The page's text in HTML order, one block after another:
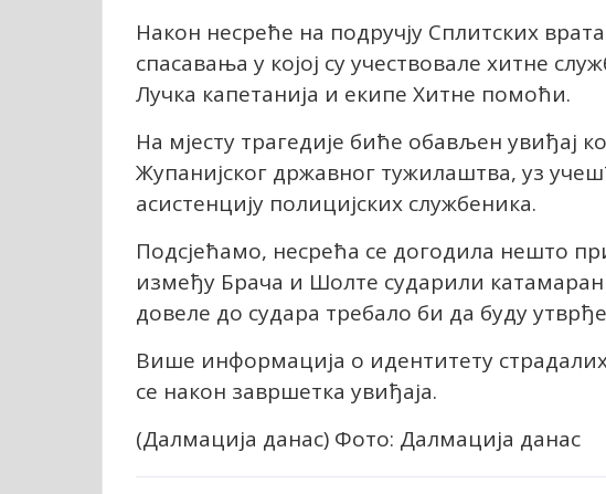
Након несреће на подручју Сплитских
спасавања у којој су учествовале хитне
Лучка капетанија и екипе Хитне помоћи.
На мјесту трагедије биће обављен увиђај
Жупанијског државног тужилаштва, уз
асистенцију полицијских службеника.
Подсјећамо, несрећа се догодила нешто
између Брача и Шолте сударили катамаран
довеле до судара требало би да буду
Више информација о идентитету
се након завршетка увиђаја.
(Далмација данас) Фото: Далмација данас